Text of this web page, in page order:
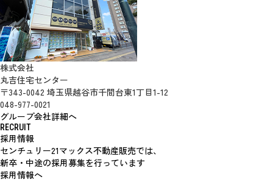
株式会社
丸吉住宅センター
〒343-0042 埼玉県越谷市千間台東1丁目1-12
048-977-0021
グループ会社詳細へ
RECRUIT
採用情報
センチュリー21マックス不動産販売では、
新卒・中途の採用募集を行っています
採用情報へ